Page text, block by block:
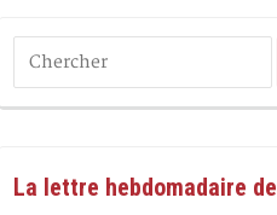
La lettre hebdomadaire de